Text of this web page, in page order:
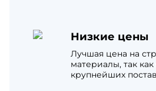
Низкие цены
Лучшая цена на
материалы, так
крупнейших